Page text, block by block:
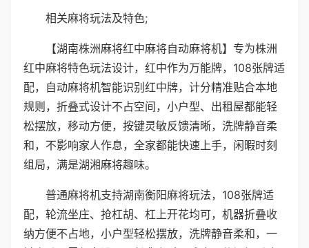
相关麻将玩法及特色;
【湖南株洲麻将红中麻将自动麻将机】专为株洲
红中麻将特色玩法设计，红中作为万能牌，108张牌适
配，自动麻将机智能识别红中牌，计分精准贴合本地
规则，折叠式设计不占空间，小户型、出租屋都能轻
松摆放，移动方便，按键灵敏反馈清晰，洗牌静音柔
和，不影响家人作息，全家都能快速上手，闲暇时刻
组局，满是湖湘麻将趣味。
普通麻将机支持湖南衡阳麻将玩法，108张牌适
配，轮流坐庄、抢杠胡、杠上开花均可，机器折叠收
纳方便不占地，小户型轻松摆放，洗牌静音柔和，一